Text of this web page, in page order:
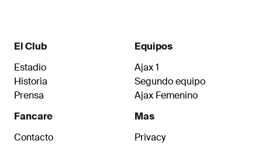
El Club
Estadio
Historia
Prensa
Fancare
Contacto
Equipos
Ajax 1
Segundo equipo
Ajax Femenino
Mas
Privacy